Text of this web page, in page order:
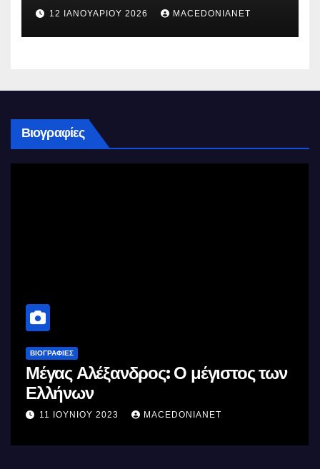
12 ΙΑΝΟΥΑΡΊΟΥ 2026 MACEDONIANET
Βιογραφίες
ΒΙΟΓΡΑΦΊΕΣ
Μέγας Αλέξανδρος: Ο μέγιστος των
Ελλήνων
11 ΙΟΥΝΊΟΥ 2023 MACEDONIANET